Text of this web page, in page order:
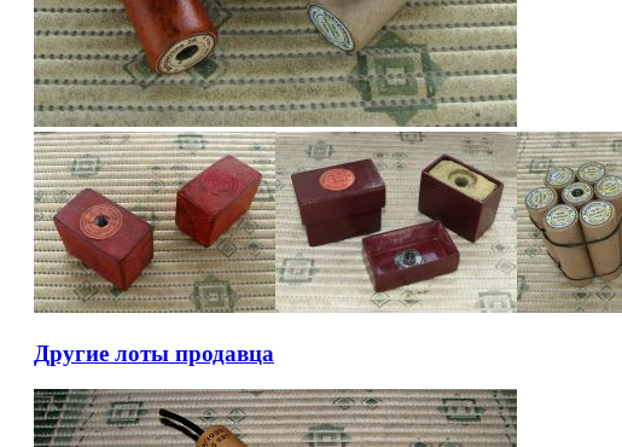
Другие лоты продавца